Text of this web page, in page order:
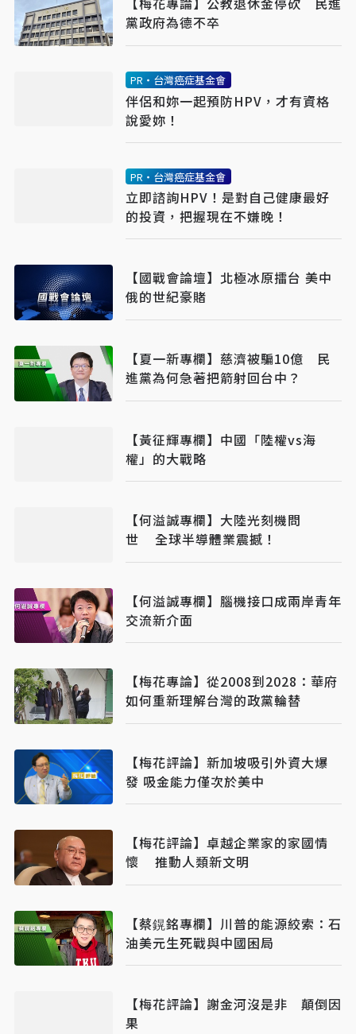
黨政府為德不卒
PR・台灣癌症基金會
伴侶和妳一起預防HPV，才有資格
說愛妳！
PR・台灣癌症基金會
立即諮詢HPV！是對自己健康最好
的投資，把握現在不嫌晚！
【國戰會論壇】北極冰原擂台 美中
俄的世紀豪賭
【夏一新專欄】慈濟被騙10億 民
進黨為何急著把箭射回台中？
【黃征輝專欄】中國「陸權vs海
權」的大戰略
【何溢誠專欄】大陸光刻機問
世 全球半導體業震撼！
【何溢誠專欄】腦機接口成兩岸青年
交流新介面
【梅花專論】從2008到2028：華府
如何重新理解台灣的政黨輪替
【梅花評論】新加坡吸引外資大爆
發 吸金能力僅次於美中
【梅花評論】卓越企業家的家國情
懷 推動人類新文明
【蔡鎤銘專欄】川普的能源絞索：石
油美元生死戰與中國困局
【梅花評論】謝金河沒是非 顛倒因
果